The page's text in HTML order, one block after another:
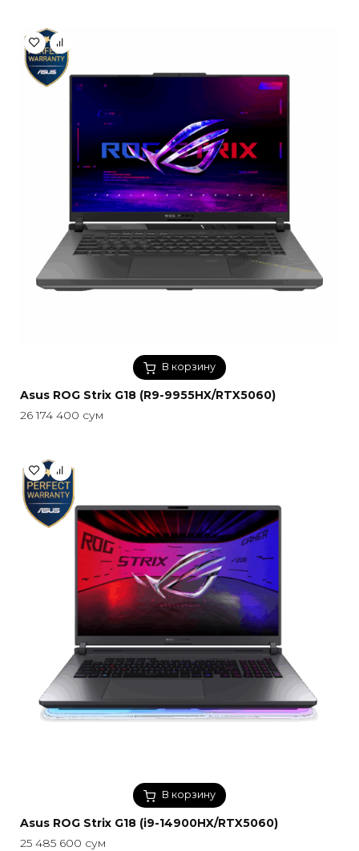
В корзину
Asus ROG Strix G18 (R9-9955HX/RTX5060)
26 174 400 сум
В корзину
Asus ROG Strix G18 (i9-14900HX/RTX5060)
25 485 600 сум